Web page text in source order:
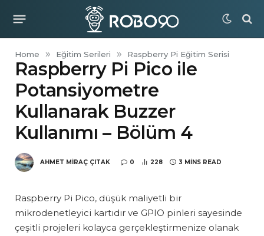
Home » Eğitim Serileri » Raspberry Pi Eğitim Serisi
Raspberry Pi Pico ile
Potansiyometre
Kullanarak Buzzer
Kullanımı – Bölüm 4
AHMET MIRAÇ ÇITAK 0 228 3 MINS READ
Raspberry Pi Pico, düşük maliyetli bir
mikrodenetleyici kartıdır ve GPIO pinleri sayesinde
çeşitli projeleri kolayca gerçekleştirmenize olanak